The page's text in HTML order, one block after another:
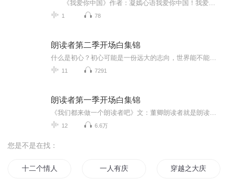
1 78
朗读者第二季开场白集锦
11 7291
朗读者第一季开场白集锦
12 6.6万
您是不是在找：
十二个情人节 一人有庆 穿越之大庆帝国